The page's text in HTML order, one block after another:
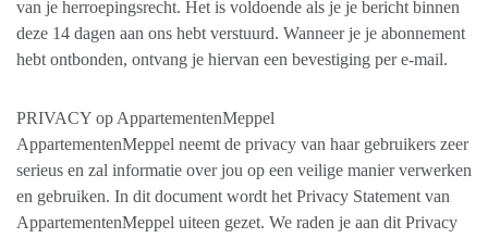
van je herroepingsrecht. Het is voldoende als je je bericht binnen
deze 14 dagen aan ons hebt verstuurd. Wanneer je je abonnement
hebt ontbonden, ontvang je hiervan een bevestiging per e-mail.
PRIVACY op AppartementenMeppel
AppartementenMeppel neemt de privacy van haar gebruikers zeer
serieus en zal informatie over jou op een veilige manier verwerken
en gebruiken. In dit document wordt het Privacy Statement van
AppartementenMeppel uiteen gezet. We raden je aan dit Privacy